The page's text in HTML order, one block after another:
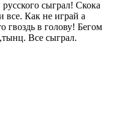
сыграл! Скока
все. Как не играй а
гвоздь в голову! Бегом
Все сыграл.